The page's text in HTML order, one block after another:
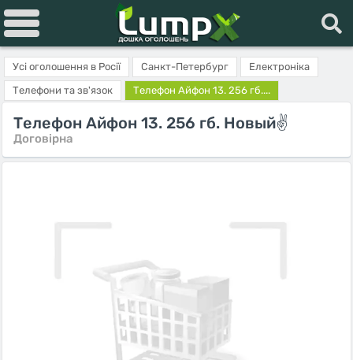
Усі оголошення в Росії Санкт-Петербург
Електроніка
Телефони та зв'язок
Телефон Айфон 13. 256 гб....
Телефон Айфон 13. 256 гб. Новый✌️
Договірна